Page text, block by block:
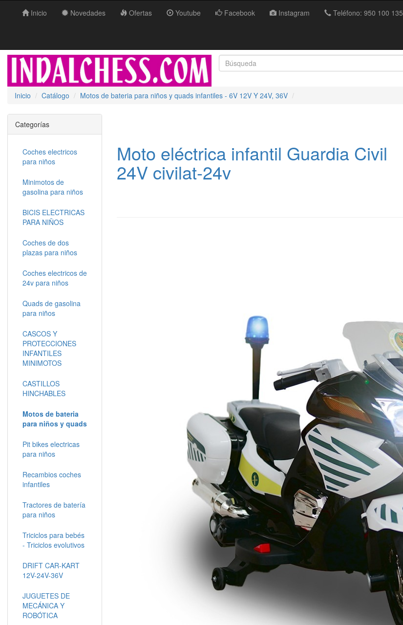
Inicio Novedades Ofertas Youtube Facebook Instagram Teléfono: 950 100 135
Inicio Catálogo Motos de bateria para niños y quads infantiles - 6V 12V Y 24V, 36V
Moto eléctrica infantil Guardia Civil
24V civilat-24v
Categorías
Coches electricos
para niños
Minimotos de
gasolina para niños
BICIS ELECTRICAS
PARA NIÑOS
Coches de dos
plazas para niños
Coches electricos de
24v para niños
Quads de gasolina
para niños
CASCOS Y
PROTECCIONES
INFANTILES
MINIMOTOS
CASTILLOS
HINCHABLES
Motos de bateria
para niños y quads
Pit bikes electricas
para niños
Recambios coches
infantiles
Tractores de batería
para niños
Triciclos para bebés
- Triciclos evolutivos
DRIFT CAR-KART
12V-24V-36V
JUGUETES DE
MECÁNICA Y
ROBÓTICA